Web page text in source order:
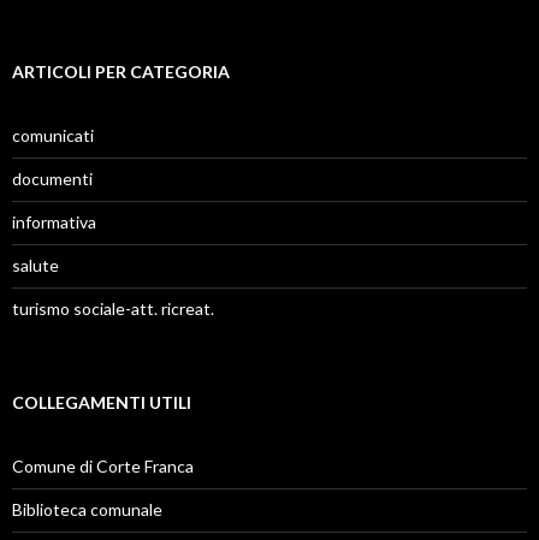
ARTICOLI PER CATEGORIA
comunicati
documenti
informativa
salute
turismo sociale-att. ricreat.
COLLEGAMENTI UTILI
Comune di Corte Franca
Biblioteca comunale